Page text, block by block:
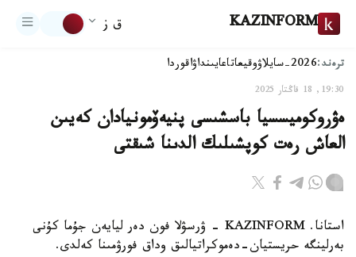
KAZINFORM ق ز
ترەند:2026-سايلاۋ وقيعاتاعايىنداۋاقوردا
19:30, 18 قاڭتار 2025
ەۋروكوميسسيا باسشىسى پنيەۆمونيادان كەيىن
العاش رەت كوپشىلىك الدىنا شىقتى
استانا. KAZINFORM - ۋرسۋلا فون دەر ليايەن جۇما كۇنى
بەرلينگە حريستيان-دەموكراتيالىق وداق فورۋمىنا كەلدى.